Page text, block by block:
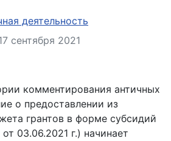
деятельность
сентября 2021
комментирования античных
о предоставлении из
грантов в форме субсидий
от 03.06.2021 г.) начинает